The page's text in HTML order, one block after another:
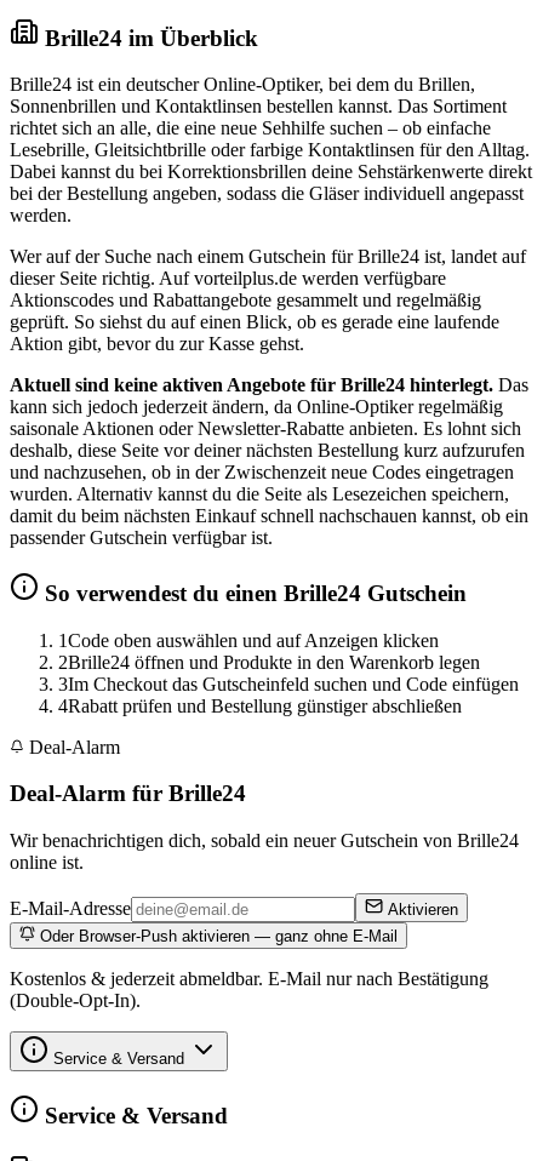
Brille24 im Überblick
Brille24 ist ein deutscher Online-Optiker, bei dem du Brillen,
Sonnenbrillen und Kontaktlinsen bestellen kannst. Das Sortiment
richtet sich an alle, die eine neue Sehhilfe suchen – ob einfache
Lesebrille, Gleitsichtbrille oder farbige Kontaktlinsen für den Alltag.
Dabei kannst du bei Korrektionsbrillen deine Sehstärkenwerte direkt
bei der Bestellung angeben, sodass die Gläser individuell angepasst
werden.
Wer auf der Suche nach einem Gutschein für Brille24 ist, landet auf
dieser Seite richtig. Auf vorteilplus.de werden verfügbare
Aktionscodes und Rabattangebote gesammelt und regelmäßig
geprüft. So siehst du auf einen Blick, ob es gerade eine laufende
Aktion gibt, bevor du zur Kasse gehst.
Aktuell sind keine aktiven Angebote für Brille24 hinterlegt. Das
kann sich jedoch jederzeit ändern, da Online-Optiker regelmäßig
saisonale Aktionen oder Newsletter-Rabatte anbieten. Es lohnt sich
deshalb, diese Seite vor deiner nächsten Bestellung kurz aufzurufen
und nachzusehen, ob in der Zwischenzeit neue Codes eingetragen
wurden. Alternativ kannst du die Seite als Lesezeichen speichern,
damit du beim nächsten Einkauf schnell nachschauen kannst, ob ein
passender Gutschein verfügbar ist.
So verwendest du einen Brille24 Gutschein
1Code oben auswählen und auf Anzeigen klicken
2Brille24 öffnen und Produkte in den Warenkorb legen
3Im Checkout das Gutscheinfeld suchen und Code einfügen
4Rabatt prüfen und Bestellung günstiger abschließen
Deal-Alarm
Deal-Alarm für Brille24
Wir benachrichtigen dich, sobald ein neuer Gutschein von Brille24
online ist.
E-Mail-Adresse
Aktivieren
Oder Browser-Push aktivieren — ganz ohne E-Mail
Kostenlos & jederzeit abmeldbar. E-Mail nur nach Bestätigung
(Double-Opt-In).
Service & Versand
Service & Versand